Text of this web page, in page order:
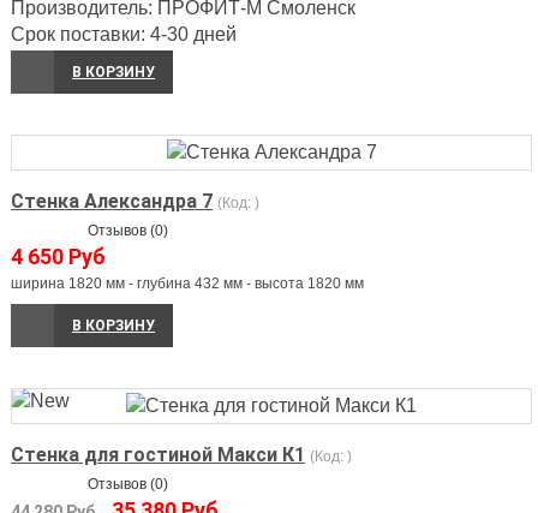
Производитель: ПРОФИТ-М Смоленск
Срок поставки: 4-30 дней
В КОРЗИНУ
Стенка Александра 7 (Код: )
Отзывов (0)
4 650 Руб
ширина 1820 мм - глубина 432 мм - высота 1820 мм
В КОРЗИНУ
Стенка для гостиной Макси К1 (Код: )
Отзывов (0)